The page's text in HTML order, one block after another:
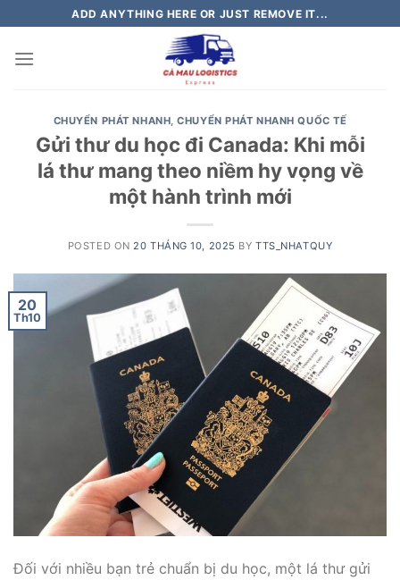
to
content
ADD ANYTHING HERE OR JUST REMOVE IT...
CHUYỂN PHÁT NHANH,CHUYỂN PHÁT NHANH QUỐC TẾ
Gửi thư du học đi Canada: Khi mỗi
lá thư mang theo niềm hy vọng về
một hành trình mới
POSTED ON 20 THÁNG 10, 2025 BYTTS_NHATQUY
20
Th10
Đối với nhiều bạn trẻ chuẩn bị du học, một lá thư gửi